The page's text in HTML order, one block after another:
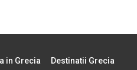
in Grecia
Destinatii Grecia